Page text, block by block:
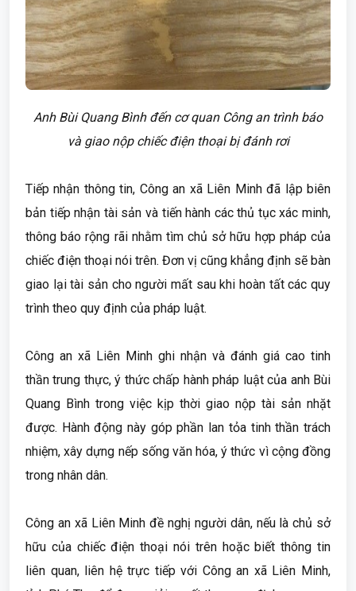
Anh Bùi Quang Bình đến cơ quan Công an trình báo
và giao nộp chiếc điện thoại bị đánh rơi
Tiếp nhận thông tin, Công an xã Liên Minh đã lập biên
bản tiếp nhận tài sản và tiến hành các thủ tục xác minh,
thông báo rộng rãi nhằm tìm chủ sở hữu hợp pháp của
chiếc điện thoại nói trên. Đơn vị cũng khẳng định sẽ bàn
giao lại tài sản cho người mất sau khi hoàn tất các quy
trình theo quy định của pháp luật.
Công an xã Liên Minh ghi nhận và đánh giá cao tinh
thần trung thực, ý thức chấp hành pháp luật của anh Bùi
Quang Bình trong việc kịp thời giao nộp tài sản nhặt
được. Hành động này góp phần lan tỏa tinh thần trách
nhiệm, xây dựng nếp sống văn hóa, ý thức vì cộng đồng
trong nhân dân.
Công an xã Liên Minh đề nghị người dân, nếu là chủ sở
hữu của chiếc điện thoại nói trên hoặc biết thông tin
liên quan, liên hệ trực tiếp với Công an xã Liên Minh,